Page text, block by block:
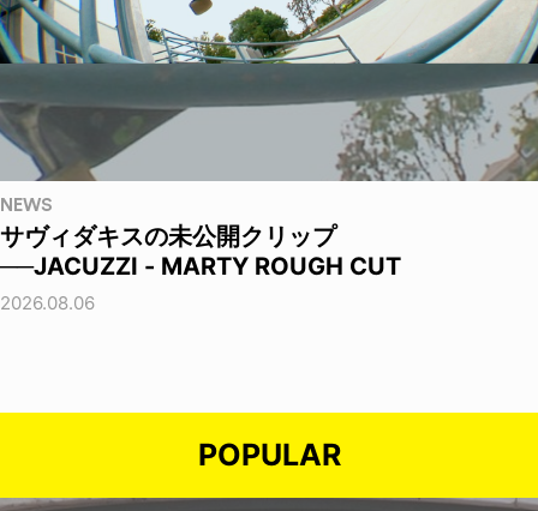
NEWS
サヴィダキスの未公開クリップ
──JACUZZI - MARTY ROUGH CUT
2026.08.06
POPULAR